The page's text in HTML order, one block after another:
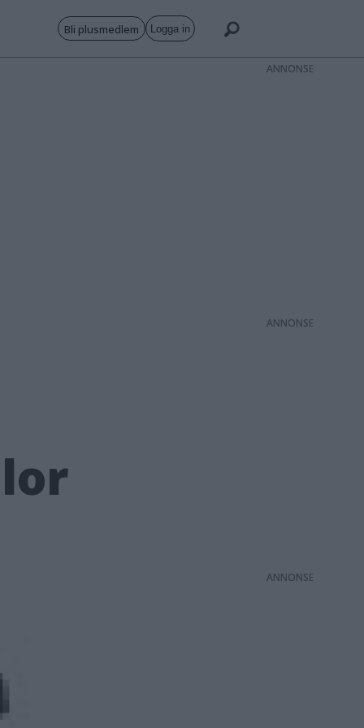
Bli plusmedlem Logga in
ANNONS
ANNONS
ANNONS